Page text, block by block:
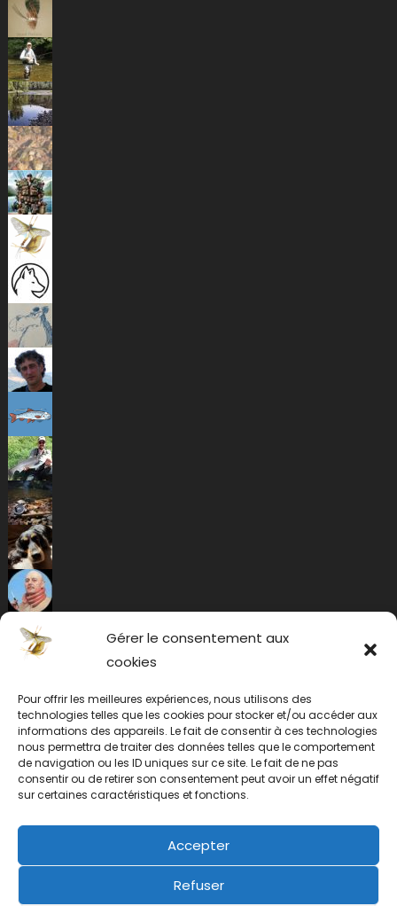
Gérer le consentement aux
cookies
Pour offrir les meilleures expériences, nous utilisons des
technologies telles que les cookies pour stocker et/ou accéder aux
informations des appareils. Le fait de consentir à ces technologies
nous permettra de traiter des données telles que le comportement
de navigation ou les ID uniques sur ce site. Le fait de ne pas
consentir ou de retirer son consentement peut avoir un effet négatif
sur certaines caractéristiques et fonctions.
Accepter
Refuser